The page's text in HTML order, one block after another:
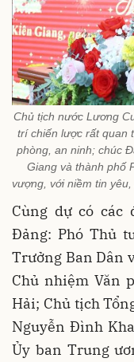
Chủ tịch nước Lương
trí chiến lược rất quan
phòng, an ninh; chúc
Giang và thành phố
vượng, với niềm tin
Cùng dự có các
Đảng: Phó Thủ
Trưởng Ban Dân
Chủ nhiệm Văn
Hải; Chủ tịch
Nguyễn Đình
Ủy ban Trung